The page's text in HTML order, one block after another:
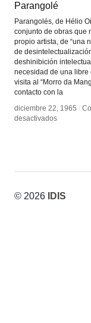
Parangolé
Parangolés, de Hélio
conjunto de obras que
propio artista, de “una
de
deshinibición
necesidad de una libre
visita al “Morro da
contacto con la
diciembre 22, 1965 /
desactivadosen
Parangolé
diciembre 22, 1965 /
desactivadosen
© 2026 IDIS